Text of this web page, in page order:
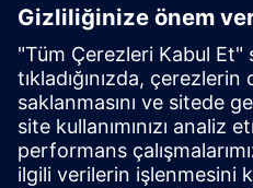
Smart cheese
"storage" by
Storage by Digifai, peynir
bir depo yönetimi
yaşlanma süreçleri ve peynir
kontrolünü sağlar.